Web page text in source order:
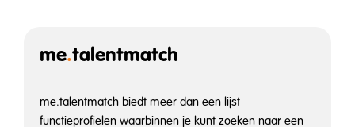
me.talentmatch
me.talentmatch biedt meer dan een lijst
functieprofielen waarbinnen je kunt zoeken naar een